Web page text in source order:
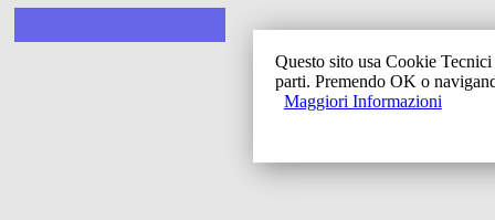
Copyright 2001-
Questo sito usa Cookie
parti. Premendo OK o
Maggiori Informazioni